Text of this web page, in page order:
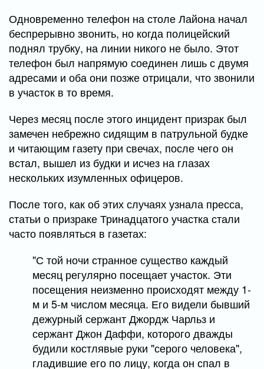
Одновременно телефон на столе Лайона начал
беспрерывно звонить, но когда полицейский
поднял трубку, на линии никого не было. Этот
телефон был напрямую соединен лишь с двумя
адресами и оба они позже отрицали, что звонили
в участок в то время.
Через месяц после этого инцидент призрак был
замечен небрежно сидящим в патрульной будке
и читающим газету при свечах, после чего он
встал, вышел из будки и исчез на глазах
нескольких изумленных офицеров.
После того, как об этих случаях узнала пресса,
статьи о призраке Тринадцатого участка стали
часто появляться в газетах:
"С той ночи странное существо каждый
месяц регулярно посещает участок. Эти
посещения неизменно происходят между 1-
м и 5-м числом месяца. Его видели бывший
дежурный сержант Джордж Чарльз и
сержант Джон Даффи, которого дважды
будили костлявые руки "серого человека",
гладившие его по лицу, когда он спал в